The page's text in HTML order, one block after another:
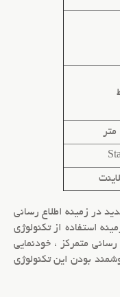
در زمینه اطلاع رسانی
استفاده از تکنولوژی
متمرکز ، خودنمایی
بودن این تکنولوژی